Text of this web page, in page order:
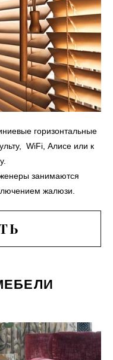
горизонтальные
WiFi, Алисе или к
занимаются
жалюзи.